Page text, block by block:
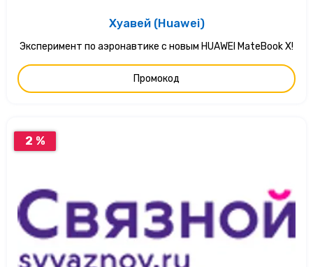
Хуавей (Huawei)
Эксперимент по аэронавтике с новым HUAWEI MateBook X!
Промокод
2 %